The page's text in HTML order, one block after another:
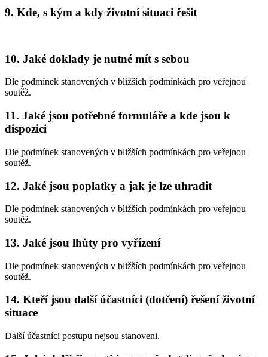
9. Kde, s kým a kdy životní situaci řešit
10. Jaké doklady je nutné mít s sebou
Dle podmínek stanovených v bližších podmínkách pro veřejnou
soutěž.
11. Jaké jsou potřebné formuláře a kde jsou k
dispozici
Dle podmínek stanovených v bližších podmínkách pro veřejnou
soutěž.
12. Jaké jsou poplatky a jak je lze uhradit
Dle podmínek stanovených v bližších podmínkách pro veřejnou
soutěž.
13. Jaké jsou lhůty pro vyřízení
Dle podmínek stanovených v bližších podmínkách pro veřejnou
soutěž.
14. Kteří jsou další účastníci (dotčení) řešení životní
situace
Další účastníci postupu nejsou stanoveni.